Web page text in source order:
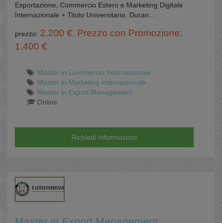
Esportazione, Commercio Estero e Marketing Digitale
Internazionale + Titolo Universitario. Duran...
prezzo: 2.200 €. Prezzo con Promozione:
1.400 €
Master in Commercio Internazionale
Master in Marketing internazionale
Master in Export Management
Online
Richiedi Informazioni